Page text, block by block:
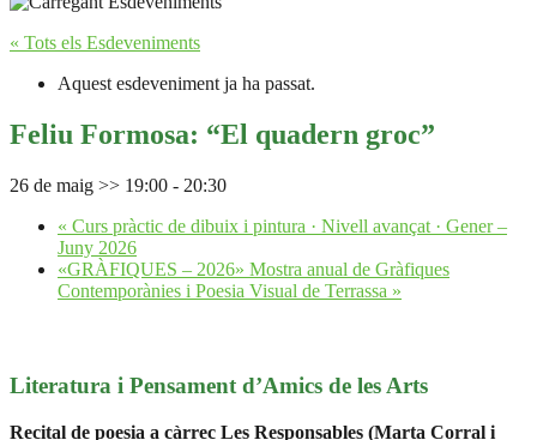
« Tots els Esdeveniments
Aquest esdeveniment ja ha passat.
Feliu Formosa: “El quadern groc”
26 de maig >> 19:00 - 20:30
« Curs pràctic de dibuix i pintura · Nivell avançat · Gener –
Juny 2026
«GRÀFIQUES – 2026» Mostra anual de Gràfiques
Contemporànies i Poesia Visual de Terrassa »
Literatura i Pensament d’Amics de les Arts
Recital de poesia a càrrec Les Responsables (Marta Corral i